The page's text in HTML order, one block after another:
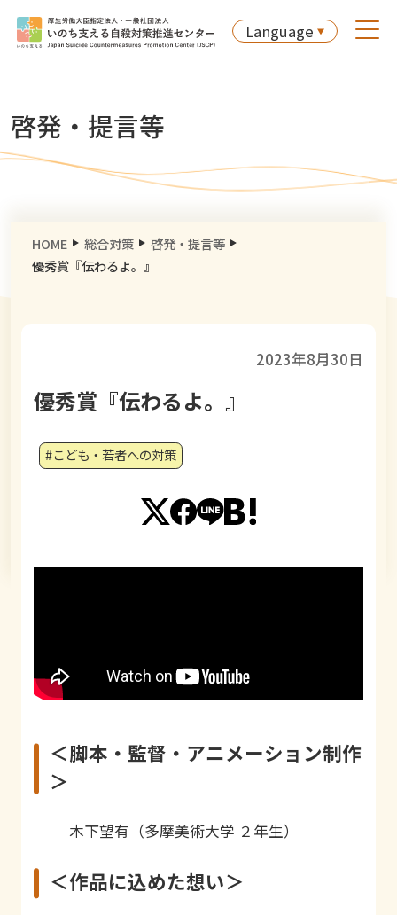
Language
啓発・提言等
HOME 総合対策
啓発・提言等
優秀賞『伝わるよ。』
2023年8月30日
優秀賞『伝わるよ。』
#こども・若者への対策
＜脚本・監督・アニメーション制作
＞
木下望有（多摩美術大学 ２年生）
＜作品に込めた想い＞